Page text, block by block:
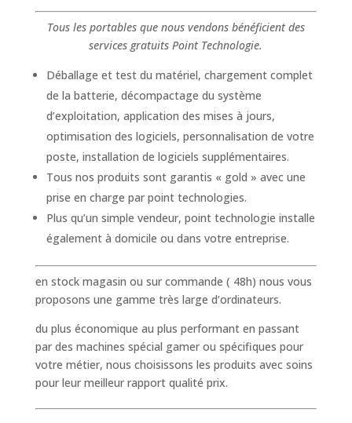
Tous les portables que nous vendons bénéficient des
services gratuits Point Technologie.
Déballage et test du matériel, chargement complet
de la batterie, décompactage du système
d’exploitation, application des mises à jours,
optimisation des logiciels, personnalisation de votre
poste, installation de logiciels supplémentaires.
Tous nos produits sont garantis « gold » avec une
prise en charge par point technologies.
Plus qu’un simple vendeur, point technologie installe
également à domicile ou dans votre entreprise.
en stock magasin ou sur commande ( 48h) nous vous
proposons une gamme très large d’ordinateurs.
du plus économique au plus performant en passant
par des machines spécial gamer ou spécifiques pour
votre métier, nous choisissons les produits avec soins
pour leur meilleur rapport qualité prix.